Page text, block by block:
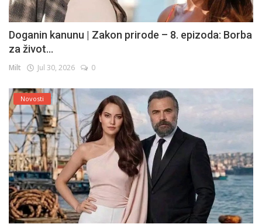
Doganin kanunu | Zakon prirode – 8. epizoda: Borba
za život...
Milt Jul 30, 2026 0
Novosti